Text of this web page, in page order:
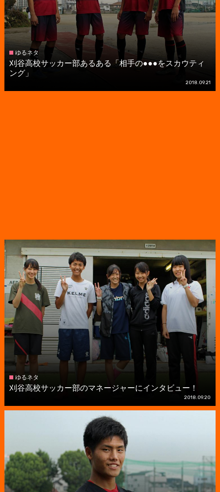
ゆるネタ
刈谷高校サッカー部あるある「相手の●●●をスカウティ
ング」
2018.09.21
ゆるネタ
刈谷高校サッカー部のマネージャーにインタビュー！
2018.09.20